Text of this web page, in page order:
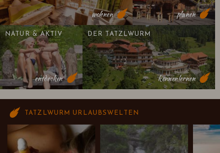
wohnen planen
NATUR & AKTIV
entdecken
DER TATZLWURM
kennenlernen
TATZLWURM URLAUBSWELTEN